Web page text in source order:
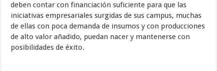
deben contar con financiación suficiente para que las
iniciativas empresariales surgidas de sus campus, muchas
de ellas con poca demanda de insumos y con producciones
de alto valor añadido, puedan nacer y mantenerse con
posibilidades de éxito.